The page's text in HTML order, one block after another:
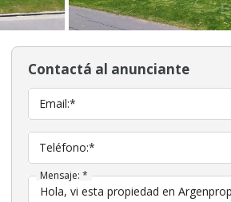
Contactá al anunciante
Email:*
Teléfono:*
Mensaje: *